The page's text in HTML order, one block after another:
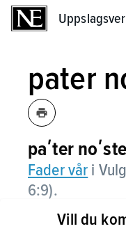
pater
paʹter
Fader­ vår i
6:9).
Vill du